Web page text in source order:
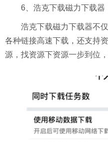
6、浩克下载磁力下载器
浩克下载磁力下载器不
各种链接高速下载，还支持
源，找资源下资源一步到位，